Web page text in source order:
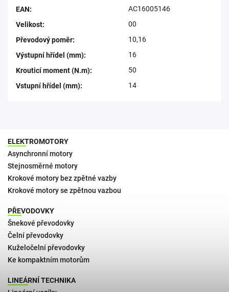
EAN:
AC16005146
Velikost:
00
Převodový poměr:
10,16
Výstupní hřídel (mm):
16
Krouticí moment (N.m):
50
Vstupní hřídel (mm): 14
ELEKTROMOTORY
Asynchronní motory
Stejnosměrné motory
Krokové motory bez zpětné vazby
Krokové motory se zpětnou vazbou
PŘEVODOVKY
Šnekové převodovky
Čelní převodovky
Kuželočelní převodovky
Ke kompaktním motorům
LINEÁRNÍ TECHNIKA